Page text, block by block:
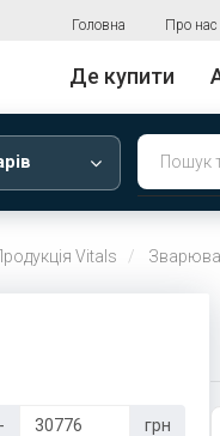
Головна Про нас
Де купити
Vitals
- грн